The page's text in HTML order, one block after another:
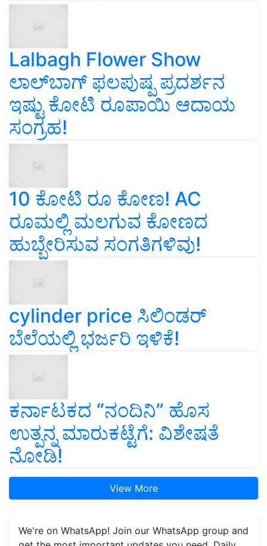
Lalbagh Flower Show
ಲಾಲ್‌ಬಾಗ್ ಫಲಪುಷ್ಪ ಪ್ರದರ್ಶನ
ಇಷ್ಟು ಕೋಟಿ ರೂಪಾಯಿ ಆದಾಯ
ಸಂಗ್ರಹ!
10 ಕೋಟಿ ರೂ ಕೋಣ! AC
ರೂಮಲ್ಲಿ ಮಲಗುವ ಕೋಣದ
ಹುಬ್ಬೇರಿಸುವ ಸಂಗತಿಗಳಿವು!
cylinder price ಸಿಲಿಂಡರ್‌
ಬೆಲೆಯಲ್ಲಿ ಭರ್ಜರಿ ಇಳಿಕೆ!
ಕರ್ನಾಟಕದ “ನಂದಿನಿ” ಹೊಸ
ಉತ್ಪನ್ನ ಮಾರುಕಟ್ಟೆಗೆ: ವಿಶೇಷತೆ
ನೋಡಿ!
View More
We're on WhatsApp! Join our WhatsApp group and